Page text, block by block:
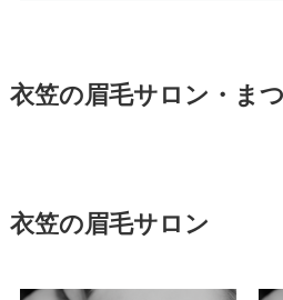
衣笠の眉毛サロン・ま
衣笠の眉毛サロン